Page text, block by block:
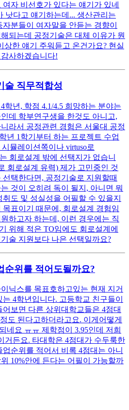
자 비선호가 있다는 얘기가 있네
낫다고 얘기하는데... 생산관리는
분들이 여자말을 안듣는 경향이
되는데 공정기술은 대체 이유가 뭔
상한 얘기 주워듣고 온건가요? 현실
사하겠습니다!
술 직무적합성
학년, 학점 4.1/4.5 희망하는 분야는
데 학부연구생을 한것도 아니고,
라서 공정관련 경험은 서울대 공정
년 1학기부터 하는 프로젝트 수업
뮬레이션쪽이나 virtuso로
회로설계 밖에 선택지가 없습니
회로설계 유력) 제가 고민중인 것
택한다면, 공정기술로 지원할때
것이 오히려 독이 될지, 아니면 뭐
도 및 성실성을 어필할 수 있을지
목표이기 때문에, 회로설계 경험임
하고자 하는데, 이런 경우에는 직
위해 적은 TO임에도 회로설계에
술 지원보다 나은 선택일까요?
순위를 적어도될까요?
닉스를 목표호하고있는 현재 지거
4학년입니다. 고등학교 친구들이
보면 다른 상위대학교들은 4점대
도 된다고하더라고요. 이게어떻게
네요 ㅠㅠ 제학점이 3.95인데 저희
거든요. 타대학은 4점대가 수두룩한
순위를 적어서 비록 4점대는 아니
10%안에 든다는 어필이 가능할까